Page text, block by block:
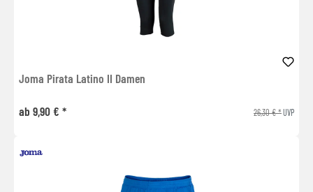
Joma Pirata Latino II Damen
ab 9,90 € * 26,30 € *UVP